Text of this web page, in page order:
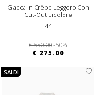
Giacca In Crêpe Leggero Con
Cut-Out Bicolore
44
€ 550.00-50%
€ 275.00
SALDI